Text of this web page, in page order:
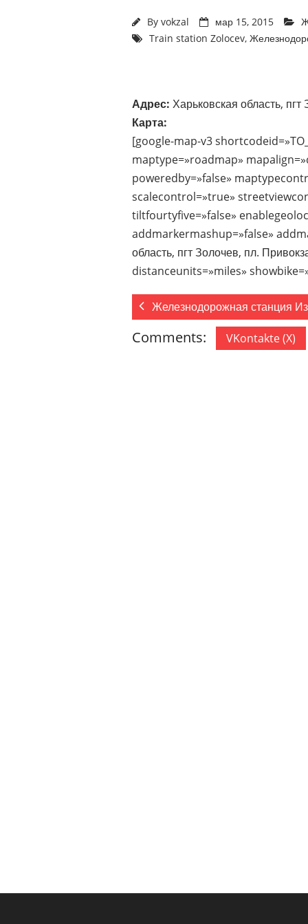
By vokzal мар 15, 2015
Train station Zolocev,
Адрес: Харьковская область,
Карта:
[google-map-v3
maptype=»roadmap»
poweredby=»false»
scalecontrol=»true»
tiltfourtyfive=»false»
addmarkermashup=»false»
область, пгт Золочев, пл.
distanceunits=»miles»
Железнодорожная станция
Comments: VKontakte (X)